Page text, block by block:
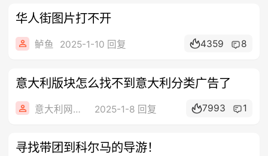
华人街图片打不开
鲈鱼 2025-1-10 回复 4359 8
意大利版块怎么找不到意大利分类广告了
意大利网站编辑 2025-1-8 回复 7993 1
寻找带团到科尔马的导游！